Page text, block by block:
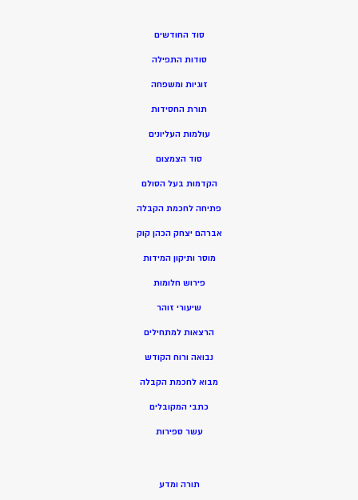
סוד החודשים
סודות התפילה
זוגיות ומשפחה
תורת החסידות
עולמות העליונים
סוד הצמצום
הקדמות בעל הסולם
פתיחה לחכמת הקבלה
אברהם יצחק הכהן קוק
מוסר ותיקון המידות
פירוש חלומות
שיעורי זוהר
הרצאות למתחילים
נבואה ורוח הקודש
מבוא לחכמת הקבלה
כתבי המקובלים
עשר ספירות
תורה ומדע